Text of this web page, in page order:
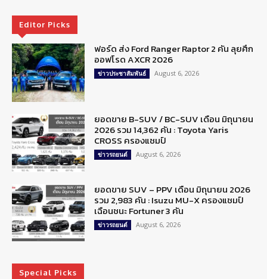
Editor Picks
ฟอร์ด ส่ง Ford Ranger Raptor 2 คัน ลุยศึก
ออฟโรด AXCR 2026
ข่าวประชาสัมพันธ์ August 6, 2026
ยอดขาย B-SUV / BC-SUV เดือน มิถุนายน
2026 รวม 14,362 คัน : Toyota Yaris
CROSS ครองแชมป์
ข่าวรถยนต์ August 6, 2026
ยอดขาย SUV – PPV เดือน มิถุนายน 2026
รวม 2,983 คัน : Isuzu MU-X ครองแชมป์
เฉือนชนะ Fortuner 3 คัน
ข่าวรถยนต์ August 6, 2026
Special Picks